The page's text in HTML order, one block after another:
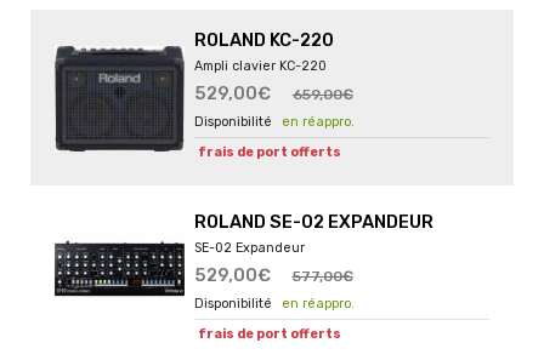
ROLAND KC-220
Ampli clavier KC-220
529,00€ 659,00€
en réappro.
frais de port offerts
ROLAND SE-02 EXPANDEUR
SE-02 Expandeur
529,00€ 577,00€
en réappro.
frais de port offerts